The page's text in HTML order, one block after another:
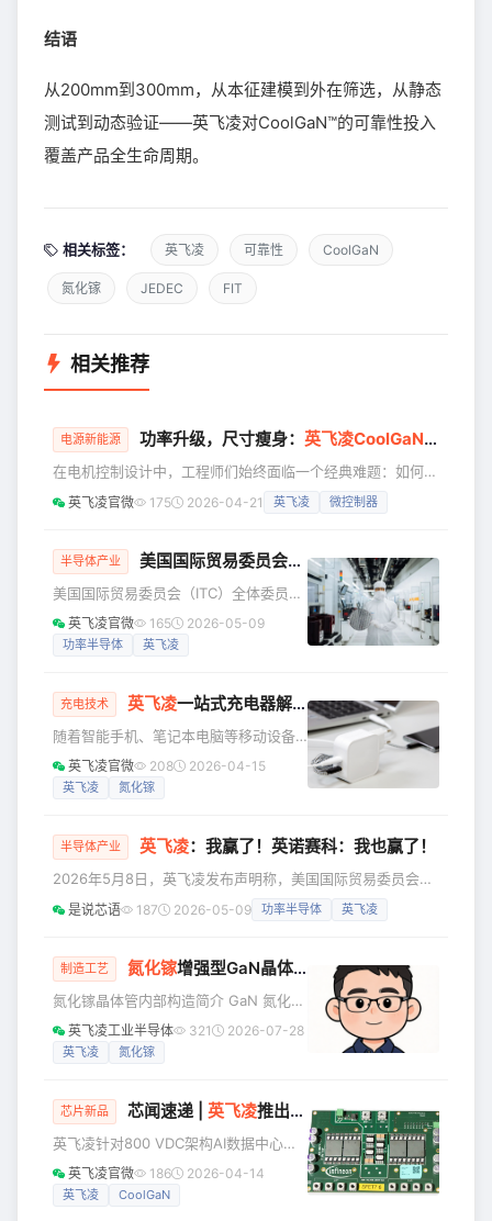
结语
从200mm到300mm，从本征建模到外在筛选，从静态
测试到动态验证——英飞凌对CoolGaN™的可靠性投入
覆盖产品全生命周期。
相关标签： 英飞凌 可靠性 CoolGaN
氮化镓 JEDEC FIT
相关推荐
电源新能源 功率升级，尺寸瘦身： 英飞凌CoolGaN™ 低压
在电机控制设计中，工程师们始终面临一个经典难题：如何在
有限的空间内，实现更高的效率、更低的温升和更优的动态响
化镓晶体管与全新PSOC™ Control C3微控制器的组合，为低
压电机控制带来了系统级的突破——更小、更冷、更静、更
快。 从器件到系统：CoolGaN™的价值飞轮 与硅基
英飞凌官微 175 2026-04-21 英飞凌 微控制器
半导体产业 美国国际贸易委员会（ITC）裁定 英飞凌胜诉，
美国国际贸易委员会（ITC）全体委员会
维持了其于2025年12月作出的初步裁
定，确认英诺赛科（Innoscience）侵犯
禁令。ITC委员会的最终裁决及其颁布的
审查期后生效。 英飞凌300mm GaN技
术 Johannes Schoiswohl 英飞凌科技
高级副总裁、 氮化镓系统业务线负责人
英飞凌官微 165 2026-05-09
功率半导体 英飞凌
充电技术 英飞凌一站式充电器解决方案，赋能高密度快充设计
随着智能手机、笔记本电脑等移动设备
功能日益强大，电池容量持续提升，用
户对充电器的要求也愈加严苛：更高功
USB-C 接口的普及，更推动充电器从“专
机、笔记本、甚至工业设备供电，真正
实现“一充多用”。 在这一背景下，如何
又能控制成本、加速上市的充电解决方
案，成为系统架
英飞凌官微 208 2026-04-15
英飞凌 氮化镓
半导体产业 英飞凌：我赢了！英诺赛科：我也赢了！
2026年5月8日，英飞凌发布声明称，美国国际贸易委员会
（ITC）全体委员会近日的最终裁决维持了其于2025年12月作
和销售禁令。ITC委员会的最终裁决及其颁布的相关禁令仍需
经过为期60天的美国总统审查期后生效。 英飞凌表示，该裁
决是又一项积极的结果，进一步彰显了英飞凌在氮化镓技
是说芯语 187 2026-05-09 功率半导体 英飞凌
制造工艺 氮化镓增强型GaN晶体管结构简介
氮化镓晶体管内部构造简介 GaN 氮化镓
晶体管（HEMT）的基本结构如下图1所
示，以 GaN/AlGaN 异质结为主体，在
应，形成了一层高电子浓度的导电通道
层是衬底层(一般为Si材料，也有SiC或者
GaN材料)，在其上外延生长出N型GaN
缓冲层，外延生长的P型AlGaN势垒层，
英飞凌工业半导体 321 2026-07-28
英飞凌 氮化镓
芯片新品 芯闻速递 | 英飞凌推出多款创新电源解决方案，全面赋能AI数据中心提效增速
英飞凌针对800 VDC架构AI数据中心推
出基于CoolGaN™的高压IBC参考设计 全
球功率系统和物联网领域的半导体领导
英飞凌官微 186 2026-04-14
英飞凌 CoolGaN